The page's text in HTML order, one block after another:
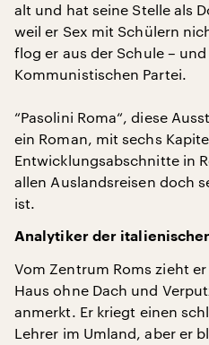
alt und hat seine Stelle als
weil er Sex mit Schülern
flog er aus der Schule –
Kommunistischen Partei.
“Pasolini Roma“, diese
ein Roman, mit sechs
Entwicklungsabschnitte in
allen Auslandsreisen doch
ist.
Analytiker der
Vom Zentrum Roms zieht
Haus ohne Dach und
anmerkt. Er kriegt einen
Lehrer im Umland, aber er